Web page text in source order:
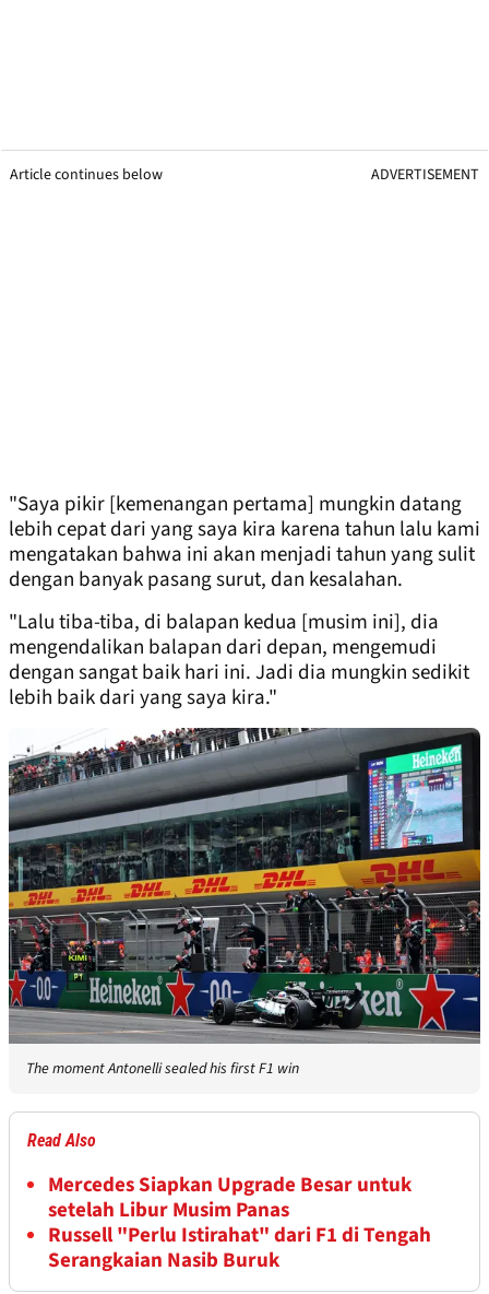
Article continues below ADVERTISEMENT
"Saya pikir [kemenangan pertama] mungkin datang
lebih cepat dari yang saya kira karena tahun lalu kami
mengatakan bahwa ini akan menjadi tahun yang sulit
dengan banyak pasang surut, dan kesalahan.
"Lalu tiba-tiba, di balapan kedua [musim ini], dia
mengendalikan balapan dari depan, mengemudi
dengan sangat baik hari ini. Jadi dia mungkin sedikit
lebih baik dari yang saya kira."
The moment Antonelli sealed his first F1 win
Read Also
Mercedes Siapkan Upgrade Besar untuk
setelah Libur Musim Panas
Russell "Perlu Istirahat" dari F1 di Tengah
Serangkaian Nasib Buruk